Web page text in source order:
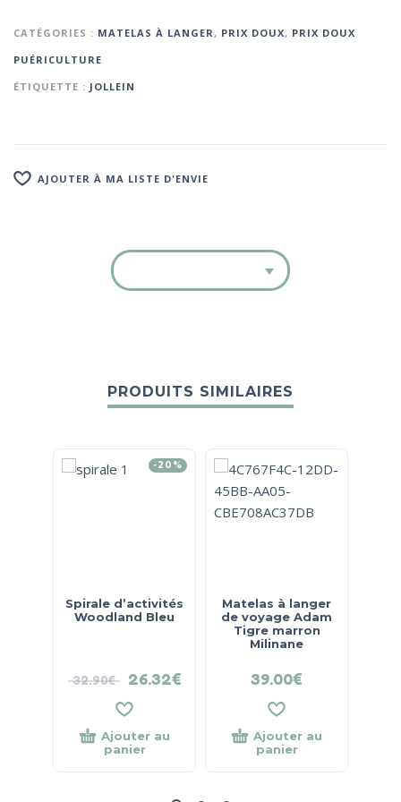
CATÉGORIES : MATELAS À LANGER, PRIX DOUX, PRIX DOUX
PUÉRICULTURE
ÉTIQUETTE : JOLLEIN
AJOUTER À MA LISTE D'ENVIE
PRODUITS SIMILAIRES
-20%
Spirale d’activités
Woodland Bleu
32.90€ 26.32€
Ajouter au
panier
Matelas à langer
de voyage Adam
Tigre marron
Milinane
39.00€
Ajouter au
panier